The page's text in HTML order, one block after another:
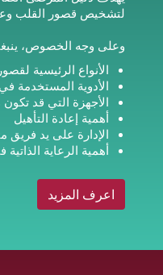
لتشخيص قصور القلب
وعلى وجه الخصوص،
الأنواع الرئيسية
الأدوية المستخدمة
الأجهزة التي قد
أهمية إعادة التأهيل
الإدارة على يد
أهمية الرعاية
اعرف المزيد